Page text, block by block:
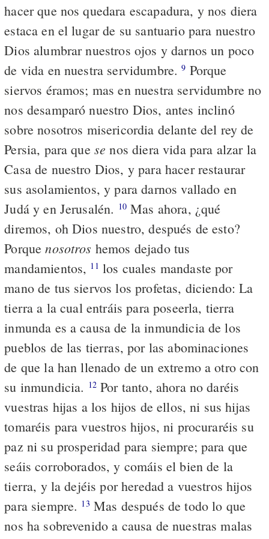
hacer que nos quedara escapadura, y nos diera
estaca en el lugar de su santuario para nuestro
Dios alumbrar nuestros ojos y darnos un poco
de vida en nuestra servidumbre.9 Porque
siervos éramos; mas en nuestra servidumbre no
nos desamparó nuestro Dios, antes inclinó
sobre nosotros misericordia delante del rey de
Persia, para que se nos diera vida para alzar la
Casa de nuestro Dios, y para hacer restaurar
sus asolamientos, y para darnos vallado en
Judá y en Jerusalén. 10Mas ahora, ¿qué
diremos, oh Dios nuestro, después de esto?
Porquenosotros hemos dejado tus
mandamientos, 11 los cuales mandaste por
mano de tus siervos los profetas, diciendo: La
tierra a la cual entráis para poseerla, tierra
inmunda es a causa de la inmundicia de los
pueblos de las tierras, por las abominaciones
de que la han llenado de un extremo a otro con
su inmundicia. 12Por tanto, ahora no daréis
vuestras hijas a los hijos de ellos, ni sus hijas
tomaréis para vuestros hijos, ni procuraréis su
paz ni su prosperidad para siempre; para que
seáis corroborados, y comáis el bien de la
tierra, y la dejéis por heredad a vuestros hijos
para siempre. 13 Mas después de todo lo que
nos ha sobrevenido a causa de nuestras malas